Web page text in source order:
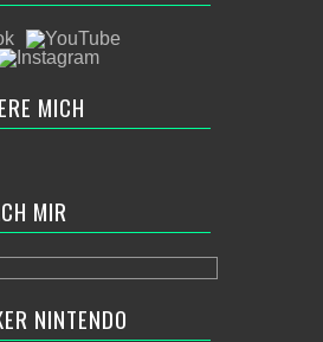
MICH
MIR
NINTENDO